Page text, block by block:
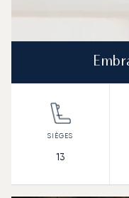
13